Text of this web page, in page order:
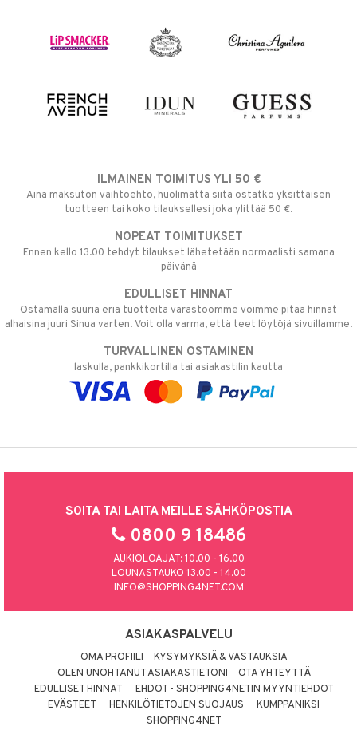
ILMAINEN TOIMITUS YLI 50 €
Aina maksuton vaihtoehto, huolimatta siitä ostatko yksittäisen
tuotteen tai koko tilauksellesi joka ylittää 50 €.
NOPEAT TOIMITUKSET
Ennen kello 13.00 tehdyt tilaukset lähetetään normaalisti samana
päivänä
EDULLISET HINNAT
Ostamalla suuria eriä tuotteita varastoomme voimme pitää hinnat
alhaisina juuri Sinua varten! Voit olla varma, että teet löytöjä sivuillamme.
TURVALLINEN OSTAMINEN
laskulla, pankkikortilla tai asiakastilin kautta
SOITA TAI LAITA MEILLE SÄHKÖPOSTIA
0800 9 18486
AUKIOLOAJAT: 10.00 - 16.00
LOUNASTAUKO 13.00 - 14.00
INFO@SHOPPING4NET.COM
ASIAKASPALVELU
OMA PROFIILI
KYSYMYKSIÄ & VASTAUKSIA
OLEN UNOHTANUT ASIAKASTIETONI
OTA YHTEYTTÄ
EDULLISET HINNAT
EHDOT - SHOPPING4NETIN MYYNTIEHDOT
EVÄSTEET
HENKILÖTIETOJEN SUOJAUS
KUMPPANIKSI
SHOPPING4NET